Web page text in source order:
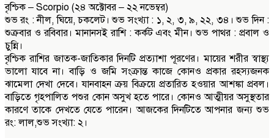
বৃশ্চিক – Scorpio (২৪ অক্টোবর – ২২ নভেম্বর)
শুভ রং : নীল, ঘিয়ে, চকলেট। শুভ সংখ্যা : ১, ২, ৩, ৯, ২২, ৩৪। শুভ দিন :
শুক্রবার ও রবিবার। মানানসই রাশি : কর্কট এবং মীন। শুভ পাথর : প্রবাল ও
চুন্নি।
বৃশ্চিক রাশির জাতক-জাতিকার দিনটি প্রত্যাশা পূরণের। মায়ের শরীর স্বাস্থ্য
ভালো যাবে না। বাড়ি ও জমি সংক্রান্ত কাজে কোনও প্রকার রহস্যজনক
ঝামেলা দেখা দেবে। যানবাহন ক্রয় বিক্রয়ে প্রতারিত হওয়ার আশঙ্কা প্রবল।
বাড়িতে গৃহপালিত পশুর কোন অসুখ হতে পারে। কোনও আত্মীয়র অসুস্থতার
কারণে তাকে দেখতে যেতে পারেন। আজকের দিনটিতে আপনার জন্য শুভ
রং: লাল,শুভ সংখ্যা: ২।